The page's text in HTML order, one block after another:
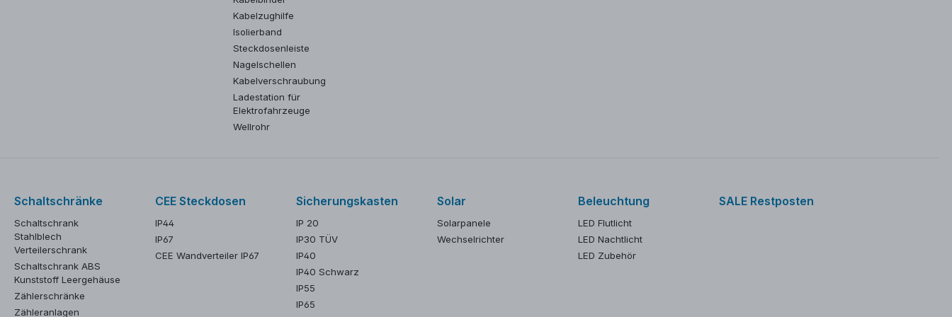
Kabelzughilfe
Isolierband
Steckdosenleiste
Nagelschellen
Kabelverschraubung
Ladestation für
Elektrofahrzeuge
Wellrohr
Schaltschränke
Schaltschrank
Stahlblech
Verteilerschrank
Schaltschrank ABS
Kunststoff Leergehäuse
Zählerschränke
Zähleranlagen
CEE Steckdosen
IP44
IP67
CEE Wandverteiler IP67
Sicherungskasten
IP 20
IP30 TÜV
IP40
IP40 Schwarz
IP55
IP65
Solar
Solarpanele
Wechselrichter
Beleuchtung
LED Flutlicht
LED Nachtlicht
LED Zubehör
SALE Restposten